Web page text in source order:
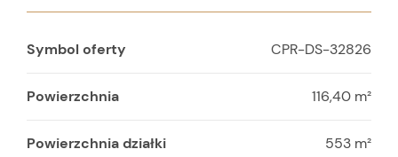
Symbol oferty CPR-DS-32826
Powierzchnia 116,40 m²
Powierzchnia działki 553 m²